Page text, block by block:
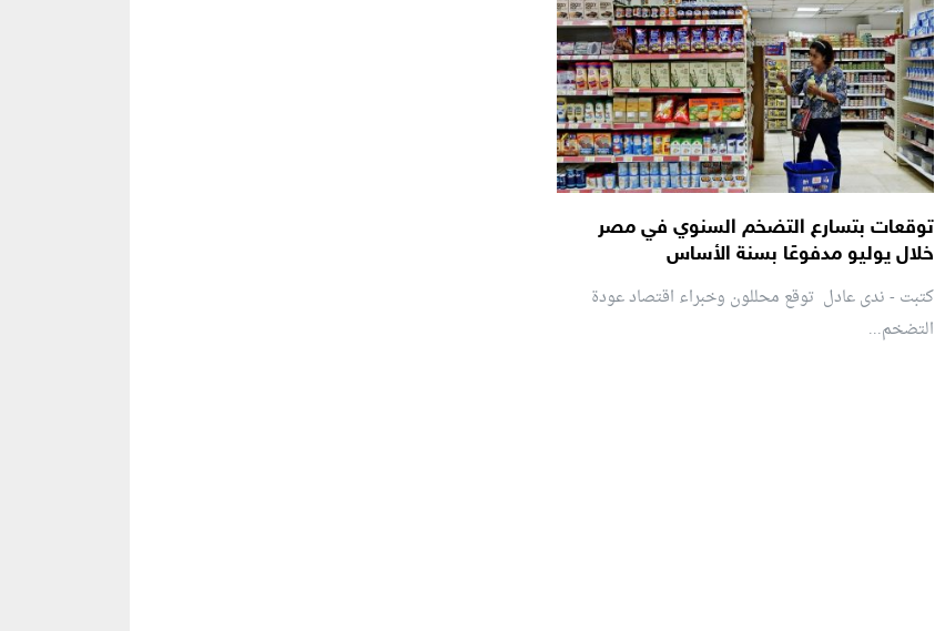
توقعات بتسارع التضخم السنوي في مصر
خلال يوليو مدفوعًا بسنة الأساس
كتبت - ندى عادل توقع محللون وخبراء اقتصاد عودة
التضخم...